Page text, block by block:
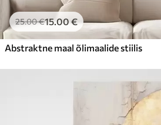
25.00€15.00€
Abstraktne maal õlimaalide stiilis